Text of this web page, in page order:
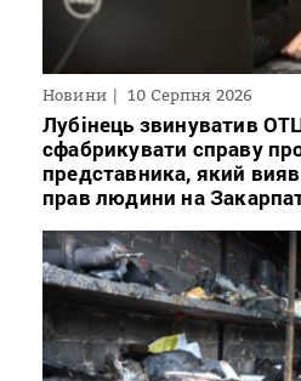
Новини 10 Серпня 2026
Лубінець звинуватив
сфабрикувати справу
представника, який
прав людини на